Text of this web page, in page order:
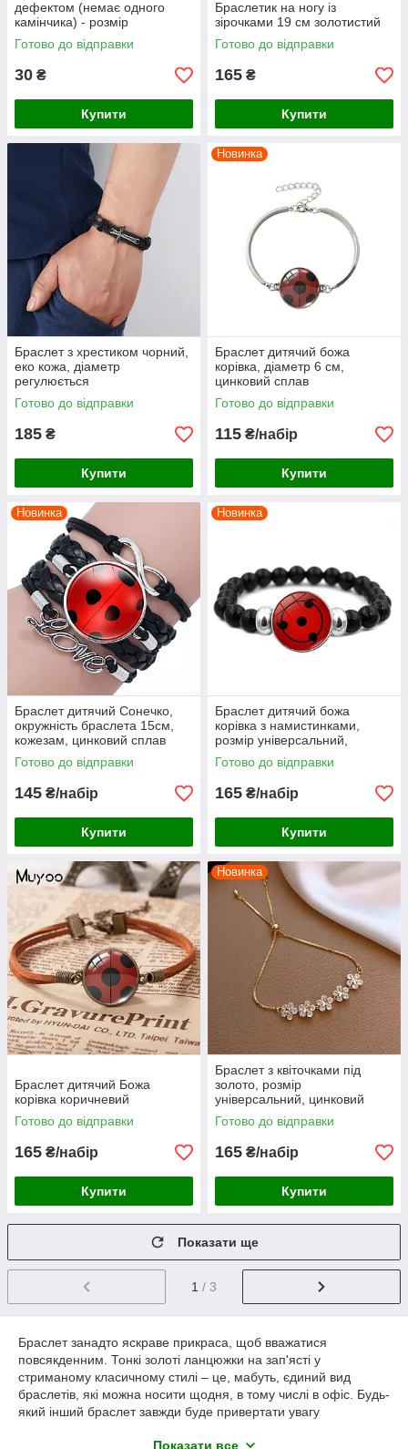
дефектом (немає одного
камінчика) - розмір
універсальний (регулюється),
текстиль
Готово до відправки
30 ₴
Купити
Браслетик на ногу із
зірочками 19 см золотистий
Готово до відправки
165 ₴
Купити
Браслет з хрестиком чорний,
еко кожа, діаметр
регулюється
Готово до відправки
185 ₴
Купити
Новинка
Браслет дитячий божа
корівка, діаметр 6 см,
цинковий сплав
Готово до відправки
115 ₴/набір
Купити
Новинка
Браслет дитячий Сонечко,
окружність браслета 15см,
кожезам, цинковий сплав
Готово до відправки
145 ₴/набір
Купити
Новинка
Браслет дитячий божа
корівка з намистинками,
розмір універсальний,
пластик, цинковий сплав
Готово до відправки
165 ₴/набір
Купити
Браслет дитячий Божа
корівка коричневий
Готово до відправки
165 ₴/набір
Купити
Новинка
Браслет з квіточками під
золото, розмір
універсальний, цинковий
сплав
Готово до відправки
165 ₴/набір
Купити
Показати ще
1 / 3
Браслет занадто яскраве прикраса, щоб вважатися
повсякденним. Тонкі золоті ланцюжки на зап'ясті у
стриманому класичному стилі – це, мабуть, єдиний вид
браслетів, які можна носити щодня, в тому числі в офіс. Будь-
який інший браслет завжди буде привертати увагу
Показати все